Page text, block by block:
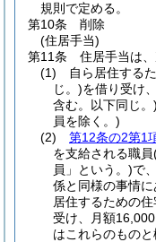
規則で定める。
第10条
削除
(住居手当)
第11条
住居手当は
(1)
自ら居住する
じ。)を借り受け
含む。以下同じ。)
員を除く。)
(2)
第12条の2第1
を支給される職員
員」という。)で
係と同様の事情に
居住するための住
受け、月額
はこれらのもの